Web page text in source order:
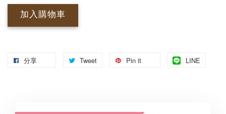
加入購物車
分享 Tweet Pin it LINE